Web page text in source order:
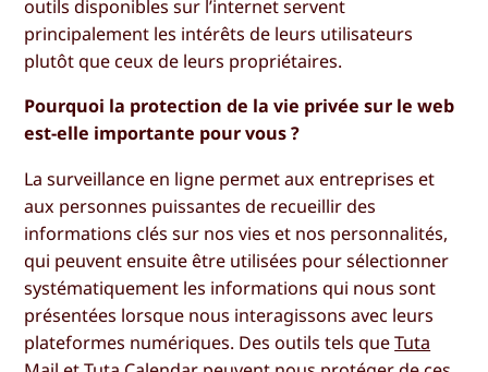
outils disponibles sur l’internet servent
principalement les intérêts de leurs utilisateurs
plutôt que ceux de leurs propriétaires.
Pourquoi la protection de la vie privée sur le web
est-elle importante pour vous ?
La surveillance en ligne permet aux entreprises et
aux personnes puissantes de recueillir des
informations clés sur nos vies et nos personnalités,
qui peuvent ensuite être utilisées pour sélectionner
systématiquement les informations qui nous sont
présentées lorsque nous interagissons avec leurs
plateformes numériques. Des outils tels queTuta